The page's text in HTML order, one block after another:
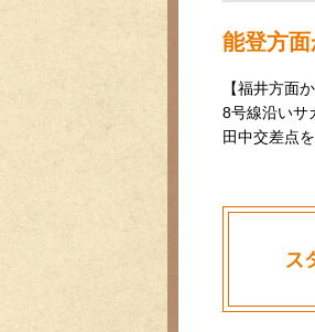
能登方
【福井方面
8号線沿いサ
田中交差点